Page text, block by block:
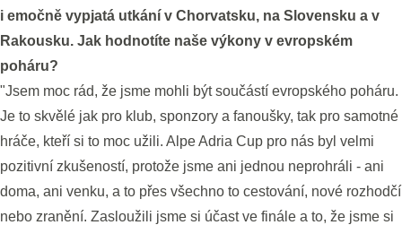
i emočně vypjatá utkání v Chorvatsku, na Slovensku a v
Rakousku. Jak hodnotíte naše výkony v evropském
poháru?
"Jsem moc rád, že jsme mohli být součástí evropského poháru.
Je to skvělé jak pro klub, sponzory a fanoušky, tak pro samotné
hráče, kteří si to moc užili. Alpe Adria Cup pro nás byl velmi
pozitivní zkušeností, protože jsme ani jednou neprohráli - ani
doma, ani venku, a to přes všechno to cestování, nové rozhodčí
nebo zranění. Zasloužili jsme si účast ve finále a to, že jsme si